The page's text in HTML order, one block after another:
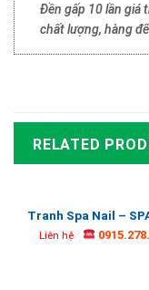
Đền gấp 10 lần giá
chất lượng, hàng
RELATED
Tranh Spa Nail –
Liên hệ